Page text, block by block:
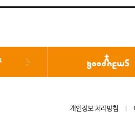
개인정보 처리방침